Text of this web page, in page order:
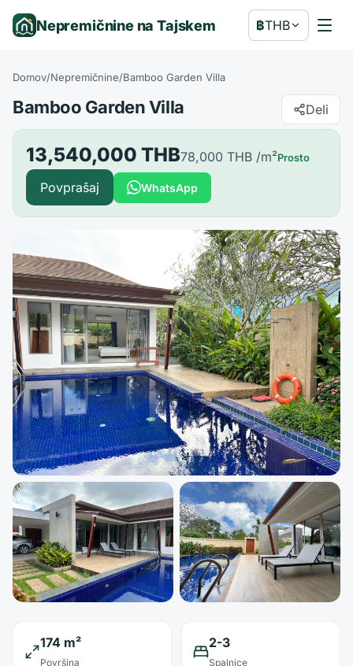
Nepremičnine na Tajskem ฿THB
Domov/Nepremičnine/Bamboo Garden Villa
Bamboo Garden Villa Deli
13,540,000 THB78,000 THB /m²Prosto
Povprašaj WhatsApp
174 m²
Površina
2-3
Spalnice